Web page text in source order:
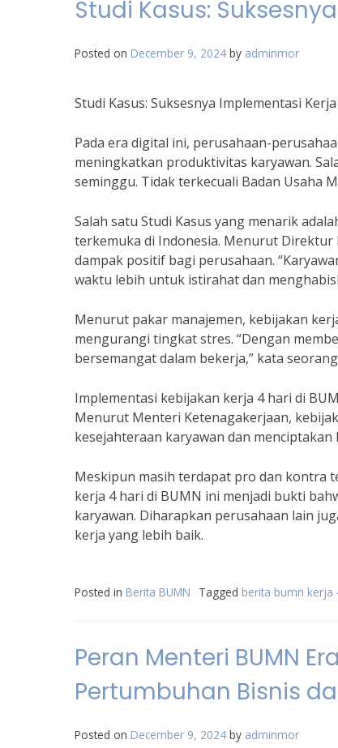
Studi Kasus:
Posted on December 9, 2024 by adminmor
Studi Kasus: Suksesnya Implementasi
Pada era digital ini, perusahaan-
meningkatkan produktivitas karyawan.
seminggu. Tidak terkecuali Badan Usaha
Salah satu Studi Kasus yang menarik
terkemuka di Indonesia. Menurut
dampak positif bagi perusahaan.
waktu lebih untuk istirahat dan
Menurut pakar manajemen, kebijakan
mengurangi tingkat stres. “Dengan
bersemangat dalam bekerja,” kata
Implementasi kebijakan kerja 4 hari di
Menurut Menteri Ketenagakerjaan,
kesejahteraan karyawan dan
Meskipun masih terdapat pro dan kontra
kerja 4 hari di BUMN ini menjadi bukti
karyawan. Diharapkan perusahaan lain
kerja yang lebih baik.
Posted in Berita BUMN Tagged berita bumn kerja
Peran Menteri BUMN
Pertumbuhan Bisnis
Posted on December 9, 2024 by adminmor